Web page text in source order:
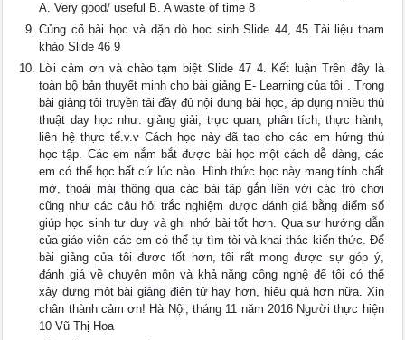
A. Very good/ useful B. A waste of time 8
Củng cố bài học và dặn dò học sinh Slide 44, 45 Tài liệu tham
khảo Slide 46 9
Lời cảm ơn và chào tạm biệt Slide 47 4. Kết luận Trên đây là
toàn bộ bản thuyết minh cho bài giảng E- Learning của tôi . Trong
bài giảng tôi truyền tải đầy đủ nội dung bài học, áp dụng nhiều thủ
thuật dạy học như: giảng giải, trực quan, phân tích, thực hành,
liên hệ thực tế.v.v Cách học này đã tạo cho các em hứng thú
học tập. Các em nắm bắt được bài học một cách dễ dàng, các
em có thể học bất cứ lúc nào. Hình thức học này mang tính chất
mở, thoải mái thông qua các bài tập gắn liền với các trò chơi
cũng như các câu hỏi trắc nghiệm được đánh giá bằng điểm số
giúp học sinh tư duy và ghi nhớ bài tốt hơn. Qua sự hướng dẫn
của giáo viên các em có thể tự tìm tòi và khai thác kiến thức. Để
bài giảng của tôi được tốt hơn, tôi rất mong được sự góp ý,
đánh giá về chuyên môn và khả năng công nghệ để tôi có thể
xây dựng một bài giảng điện tử hay hơn, hiệu quả hơn nữa. Xin
chân thành cảm ơn! Hà Nội, tháng 11 năm 2016 Người thực hiện
10 Vũ Thị Hoa